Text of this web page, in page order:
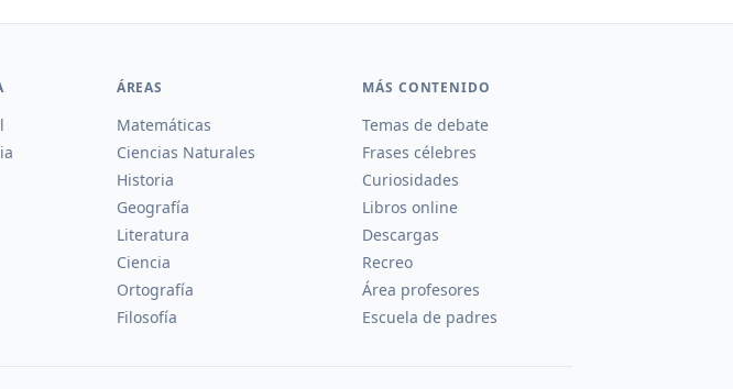
ÁREAS
Matemáticas
Ciencias Naturales
Historia
Geografía
Literatura
Ciencia
Ortografía
Filosofía
MÁS CONTENIDO
Temas de debate
Frases célebres
Curiosidades
Libros online
Descargas
Recreo
Área profesores
Escuela de padres